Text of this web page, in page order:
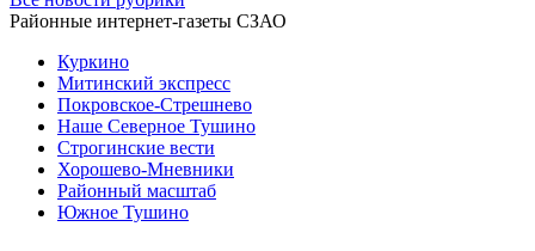
Районные интернет-газеты СЗАО
Куркино
Митинский экспресс
Покровское-Стрешнево
Наше Северное Тушино
Строгинские вести
Хорошево-Мневники
Районный масштаб
Южное Тушино